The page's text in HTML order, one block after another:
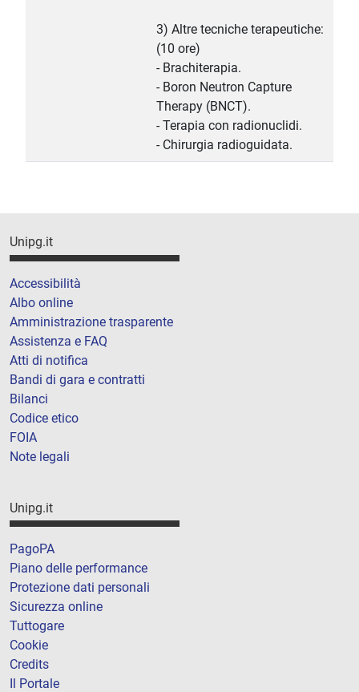
3) Altre tecniche terapeutiche:
(10 ore)
- Brachiterapia.
- Boron Neutron Capture
Therapy (BNCT).
- Terapia con radionuclidi.
- Chirurgia radioguidata.
Unipg.it
Accessibilità
Albo online
Amministrazione trasparente
Assistenza e FAQ
Atti di notifica
Bandi di gara e contratti
Bilanci
Codice etico
FOIA
Note legali
Unipg.it
PagoPA
Piano delle performance
Protezione dati personali
Sicurezza online
Tuttogare
Cookie
Credits
Il Portale